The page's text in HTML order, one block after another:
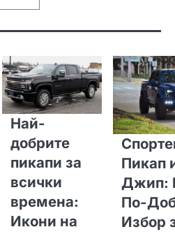
Най-
добрите
пикапи за
всички
времена:
Икони на
Пикап
Джип:
По-
Избор